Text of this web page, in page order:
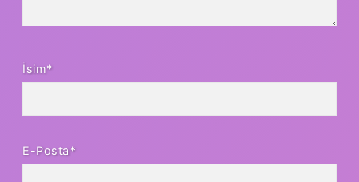
İsim*
E-Posta*